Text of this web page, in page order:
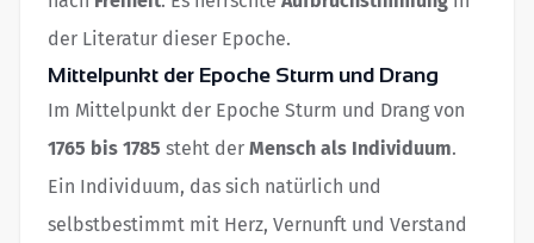
der Literatur dieser Epoche.
Mittelpunkt der Epoche Sturm und Drang
Im Mittelpunkt der Epoche Sturm und Drang von
1765 bis 1785 steht der Mensch als Individuum.
Ein Individuum, das sich natürlich und
selbstbestimmt mit Herz, Vernunft und Verstand